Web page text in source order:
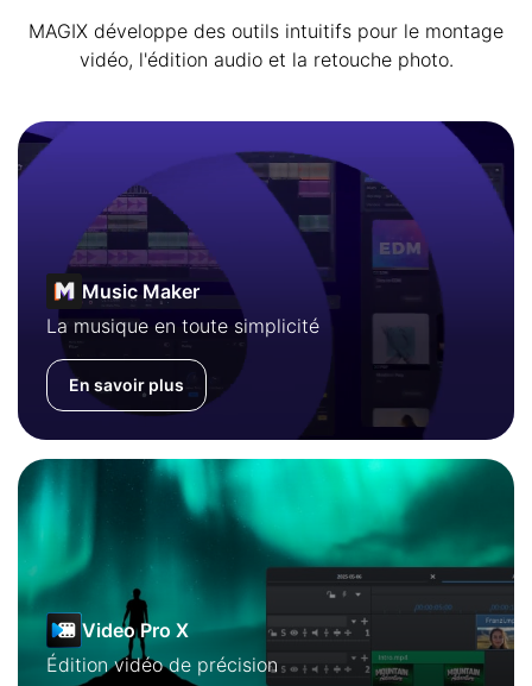
MAGIX développe des outils intuitifs pour le montage
vidéo, l'édition audio et la retouche photo.
Music Maker
La musique en toute simplicité
En savoir plus
Video Pro X
Édition vidéo de précision